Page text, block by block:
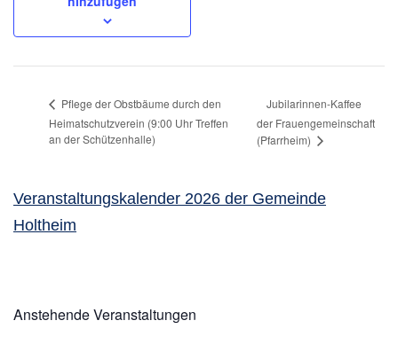
Pflege der Obstbäume durch den
Heimatschutzverein (9:00 Uhr Treffen
an der Schützenhalle)
Jubilarinnen-Kaffee
der Frauengemeinschaft
(Pfarrheim)
Veranstaltungskalender 2026 der Gemeinde
Holtheim
Anstehende Veranstaltungen